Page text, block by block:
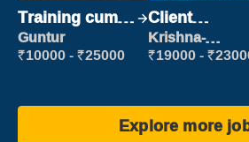
Training cum
Placement
Guntur
₹10000 - ₹25000
Client
Relationship
Executive
Krishna-
vijayawada
₹19000 -
Explore more